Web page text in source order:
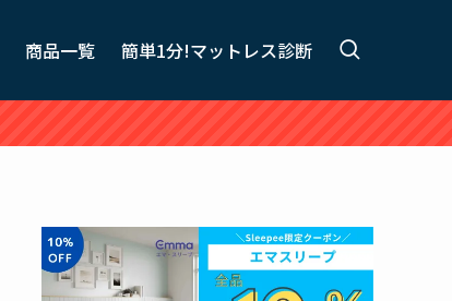
商品一覧 簡単1分!マットレス診断